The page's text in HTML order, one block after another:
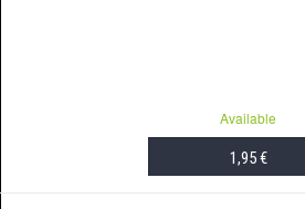
Available
1,95 €